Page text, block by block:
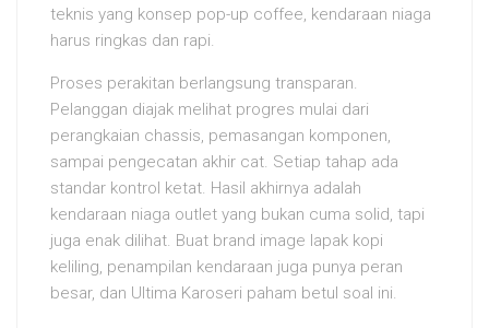
teknis yang konsep pop-up coffee, kendaraan niaga
harus ringkas dan rapi.
Proses perakitan berlangsung transparan.
Pelanggan diajak melihat progres mulai dari
perangkaian chassis, pemasangan komponen,
sampai pengecatan akhir cat. Setiap tahap ada
standar kontrol ketat. Hasil akhirnya adalah
kendaraan niaga outlet yang bukan cuma solid, tapi
juga enak dilihat. Buat brand image lapak kopi
keliling, penampilan kendaraan juga punya peran
besar, dan Ultima Karoseri paham betul soal ini.